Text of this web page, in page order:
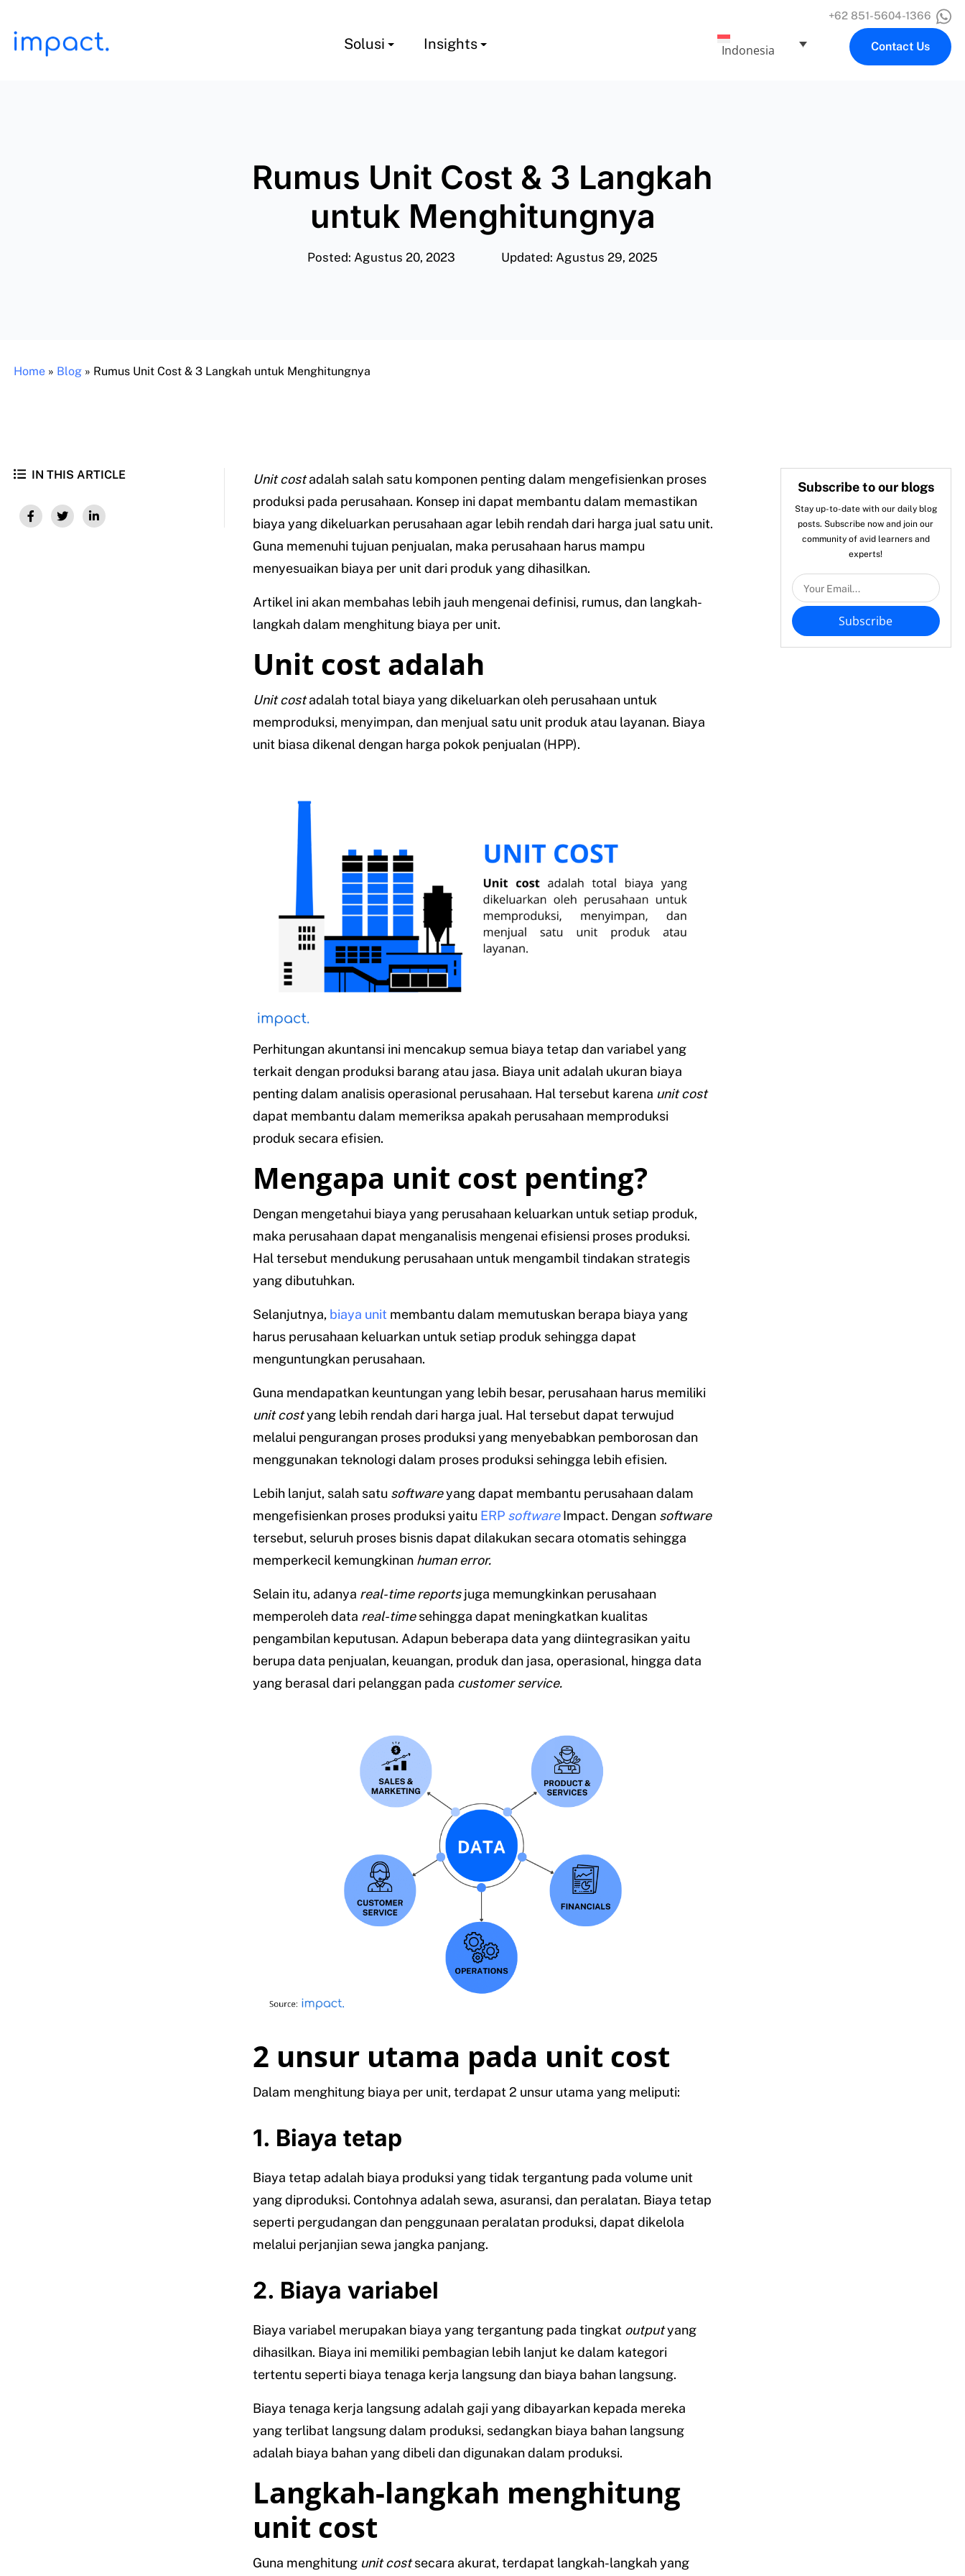
Solusi Insights Indonesia
+62 851-5604-1366
Contact Us
Rumus Unit Cost & 3 Langkah
untuk Menghitungnya
Posted: Agustus 20, 2023 Updated: Agustus 29, 2025
Home » Blog » Rumus Unit Cost & 3 Langkah untuk Menghitungnya
IN THIS ARTICLE Unit costadalah salah satu komponen penting dalam mengefisienkan proses
produksi pada perusahaan. Konsep ini dapat membantu dalam memastikan
biaya yang dikeluarkan perusahaan agar lebih rendah dari harga jual satu unit.
Guna memenuhi tujuan penjualan, maka perusahaan harus mampu
menyesuaikan biaya per unit dari produk yang dihasilkan.
Artikel ini akan membahas lebih jauh mengenai definisi, rumus, dan langkah-
langkah dalam menghitung biaya per unit.
Unit cost adalah
Unit costadalah total biaya yang dikeluarkan oleh perusahaan untuk
memproduksi, menyimpan, dan menjual satu unit produk atau layanan. Biaya
unit biasa dikenal dengan harga pokok penjualan (HPP).
Perhitungan akuntansi ini mencakup semua biaya tetap dan variabel yang
terkait dengan produksi barang atau jasa. Biaya unit adalah ukuran biaya
penting dalam analisis operasional perusahaan. Hal tersebut karena unit cost
dapat membantu dalam memeriksa apakah perusahaan memproduksi
produk secara efisien.
Mengapa unit cost penting?
Dengan mengetahui biaya yang perusahaan keluarkan untuk setiap produk,
maka perusahaan dapat menganalisis mengenai efisiensi proses produksi.
Hal tersebut mendukung perusahaan untuk mengambil tindakan strategis
yang dibutuhkan.
Selanjutnya, biaya unit membantu dalam memutuskan berapa biaya yang
harus perusahaan keluarkan untuk setiap produk sehingga dapat
menguntungkan perusahaan.
Guna mendapatkan keuntungan yang lebih besar, perusahaan harus memiliki
unit costyang lebih rendah dari harga jual. Hal tersebut dapat terwujud
melalui pengurangan proses produksi yang menyebabkan pemborosan dan
menggunakan teknologi dalam proses produksi sehingga lebih efisien.
Lebih lanjut, salah satu softwareyang dapat membantu perusahaan dalam
mengefisienkan proses produksi yaitu ERP softwareImpact. Dengan software
tersebut, seluruh proses bisnis dapat dilakukan secara otomatis sehingga
memperkecil kemungkinan human error.
Selain itu, adanya real-time reportsjuga memungkinkan perusahaan
memperoleh data real-timesehingga dapat meningkatkan kualitas
pengambilan keputusan. Adapun beberapa data yang diintegrasikan yaitu
berupa data penjualan, keuangan, produk dan jasa, operasional, hingga data
yang berasal dari pelanggan pada customer service.
2 unsur utama pada unit cost
Dalam menghitung biaya per unit, terdapat 2 unsur utama yang meliputi:
1. Biaya tetap
Biaya tetap adalah biaya produksi yang tidak tergantung pada volume unit
yang diproduksi. Contohnya adalah sewa, asuransi, dan peralatan. Biaya tetap
seperti pergudangan dan penggunaan peralatan produksi, dapat dikelola
melalui perjanjian sewa jangka panjang.
2. Biaya variabel
Biaya variabel merupakan biaya yang tergantung pada tingkat outputyang
dihasilkan. Biaya ini memiliki pembagian lebih lanjut ke dalam kategori
tertentu seperti biaya tenaga kerja langsung dan biaya bahan langsung.
Biaya tenaga kerja langsung adalah gaji yang dibayarkan kepada mereka
yang terlibat langsung dalam produksi, sedangkan biaya bahan langsung
adalah biaya bahan yang dibeli dan digunakan dalam produksi.
Langkah-langkah menghitung
unit cost
Guna menghitung unit costsecara akurat, terdapat langkah-langkah yang
Subscribe to our blogs
Stay up-to-date with our daily blog
posts. Subscribe now and join our
community of avid learners and
experts!
Subscribe